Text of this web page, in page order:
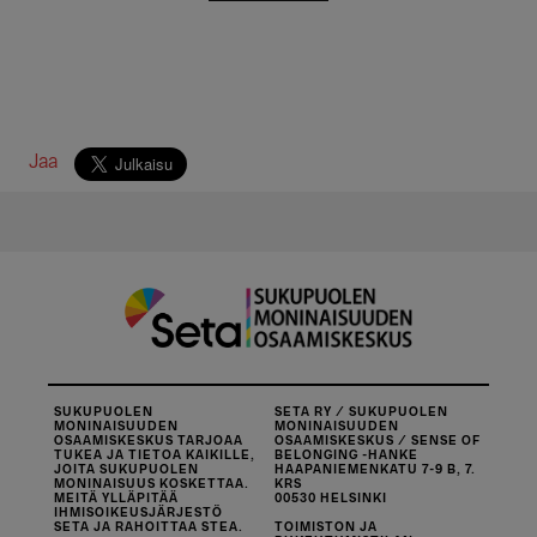
Jaa
SUKUPUOLEN
MONINAISUUDEN
OSAAMISKESKUS TARJOAA
TUKEA JA TIETOA KAIKILLE,
JOITA SUKUPUOLEN
MONINAISUUS KOSKETTAA.
MEITÄ YLLÄPITÄÄ
IHMISOIKEUSJÄRJESTÖ
SETA JA RAHOITTAA STEA.
SETA RY / SUKUPUOLEN
MONINAISUUDEN
OSAAMISKESKUS / SENSE OF
BELONGING -HANKE
HAAPANIEMENKATU 7-9 B, 7.
KRS
00530 HELSINKI
TOIMISTON JA